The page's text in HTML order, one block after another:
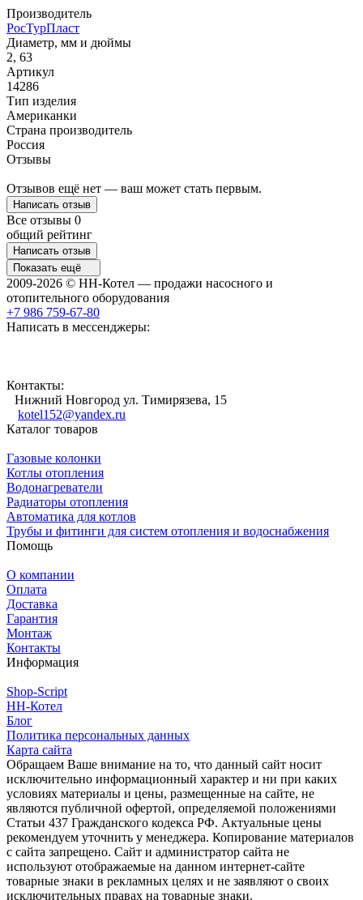
Производитель
РосТурПласт
Диаметр, мм и дюймы
2, 63
Артикул
14286
Тип изделия
Американки
Страна производитель
Россия
Отзывы
Отзывов ещё нет — ваш может стать первым.
Написать отзыв
Все отзывы 0
общий рейтинг
Написать отзыв
Показать ещё
2009-2026 © НН-Котел — продажи насосного и
отопительного оборудования
+7 986 759-67-80
Написать в мессенджеры:
Контакты:
Нижний Новгород ул. Тимирязева, 15
kotel152@yandex.ru
Каталог товаров
Газовые колонки
Котлы отопления
Водонагреватели
Радиаторы отопления
Автоматика для котлов
Трубы и фитинги для систем отопления и водоснабжения
Помощь
О компании
Оплата
Доставка
Гарантия
Монтаж
Контакты
Информация
Shop-Script
НН-Котел
Блог
Политика персональных данных
Карта сайта
Обращаем Ваше внимание на то, что данный сайт носит
исключительно информационный характер и ни при каких
условиях материалы и цены, размещенные на сайте, не
являются публичной офертой, определяемой положениями
Статьи 437 Гражданского кодекса РФ. Актуальные цены
рекомендуем уточнить у менеджера. Копирование материалов
с сайта запрещено. Сайт и администратор сайта не
используют отображаемые на данном интернет-сайте
товарные знаки в рекламных целях и не заявляют о своих
исключительных правах на товарные знаки.